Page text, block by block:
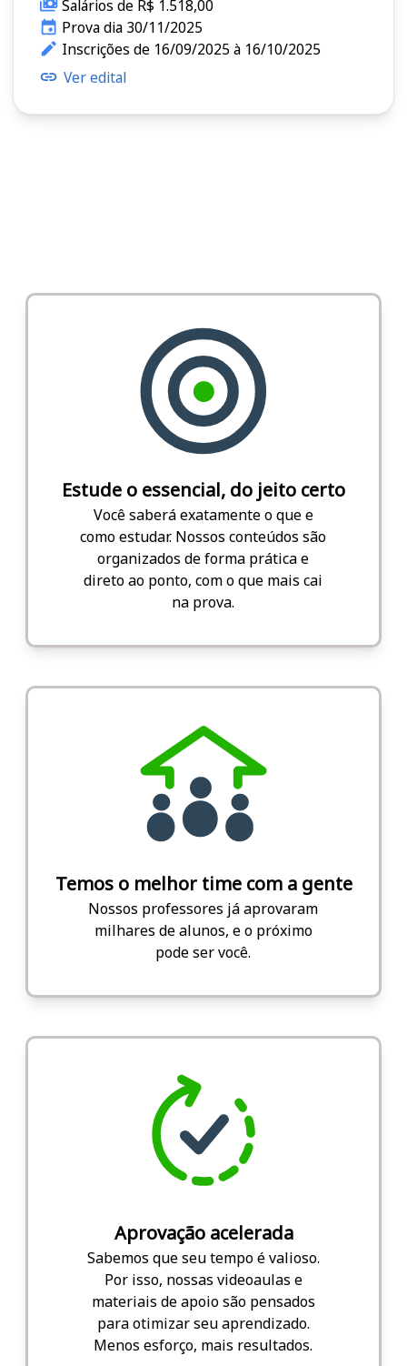
Salários de R$ 1.518,00
Prova dia 30/11/2025
Inscrições de 16/09/2025 à 16/10/2025
Ver edital
Estude o essencial, do jeito certo
Você saberá exatamente o que e
como estudar. Nossos conteúdos são
organizados de forma prática e
direto ao ponto, com o que mais cai
na prova.
Temos o melhor time com a gente
Nossos professores já aprovaram
milhares de alunos, e o próximo
pode ser você.
Aprovação acelerada
Sabemos que seu tempo é valioso.
Por isso, nossas videoaulas e
materiais de apoio são pensados
para otimizar seu aprendizado.
Menos esforço, mais resultados.